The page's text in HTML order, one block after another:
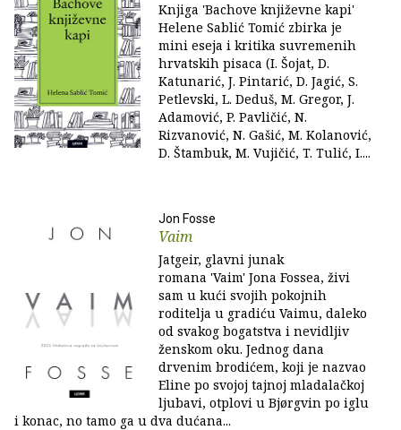
Knjiga 'Bachove književne kapi'
Helene Sablić Tomić zbirka je
mini eseja i kritika suvremenih
hrvatskih pisaca (I. Šojat, D.
Katunarić, J. Pintarić, D. Jagić, S.
Petlevski, L. Deduš, M. Gregor, J.
Adamović, P. Pavličić, N.
Rizvanović, N. Gašić, M. Kolanović,
D. Štambuk, M. Vujičić, T. Tulić, I....
Jon Fosse
Vaim
Jatgeir, glavni junak
romana 'Vaim' Jona Fossea, živi
sam u kući svojih pokojnih
roditelja u gradiću Vaimu, daleko
od svakog bogatstva i nevidljiv
ženskom oku. Jednog dana
drvenim brodićem, koji je nazvao
Eline po svojoj tajnoj mladalačkoj
ljubavi, otplovi u Bjørgvin po iglu
i konac, no tamo ga u dva dućana...